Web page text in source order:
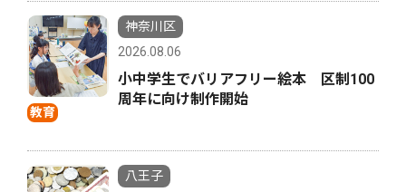
教育
神奈川区
2026.08.06
小中学生でバリアフリー絵本 区制100
周年に向け制作開始
八王子